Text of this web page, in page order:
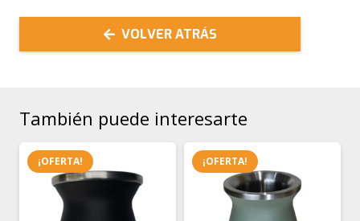
VOLVER ATRÁS
También puede interesarte
¡OFERTA! ¡OFERTA!